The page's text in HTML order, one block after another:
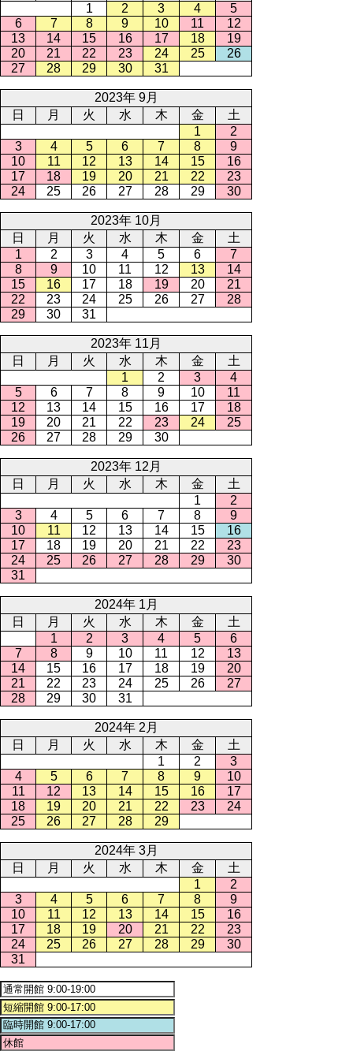
1
2 3 4
5
6
7 8 9 10 11
12
13
14 15 16 17 18
19
20
21 22 23 24 25
26
27
28 29 30 31
2023年 9月
日
月 火 水 木 金
土
1
2
3
4 5 6 7 8
9
10
11 12 13 14 15
16
17
18 19 20 21 22
23
24
25 26 27 28 29 30
2023年 10月
日
月 火 水 木 金
土
1
2 3 4 5 6
7
8
9 10 11 12 13
14
15
16 17 18 19 20
21
22
23 24 25 26 27
28
29
30 31
2023年 11月
日
月 火 水 木 金
土
1
2 3
4
5
6 7 8 9 10
11
12
13 14 15 16 17
18
19
20 21 22 23 24
25
26
27 28 29 30
2023年 12月
日
月 火 水 木 金
土
1
2
3
4 5 6 7 8
9
10
11 12 13 14 15
16
17
18 19 20 21 22
23
24
25 26 27 28 29
30
31
2024年 1月
日
月 火 水 木 金
土
1
2 3 4 5
6
7
8 9 10 11 12
13
14
15 16 17 18 19
20
21
22 23 24 25 26
27
28
29 30 31
2024年 2月
日
月 火 水 木 金
土
1
2
3
4
5 6 7 8 9
10
11
12 13 14 15 16
17
18
19 20 21 22 23
24
25
26 27 28 29
2024年 3月
日
月 火 水 木 金
土
1
2
3
4 5 6 7 8
9
10
11 12 13 14 15
16
17
18 19 20 21 22
23
24
25 26 27 28 29
30
31